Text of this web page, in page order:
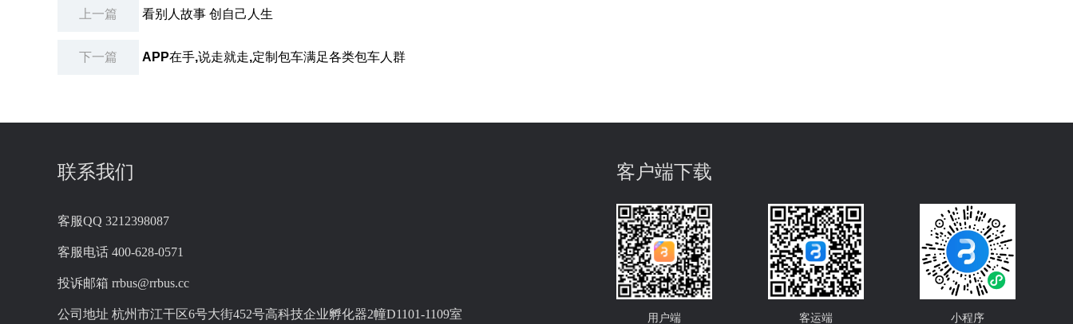
上一篇 看别人故事 创自己人生
下一篇 APP在手,说走就走,定制包车满足各类包车人群
联系我们
客服QQ 3212398087
客服电话 400-628-0571
投诉邮箱 rrbus@rrbus.cc
公司地址 杭州市江干区6号大街452号高科技企业孵化器2幢D1101-1109室
客户端下载
用户端 客运端 小程序